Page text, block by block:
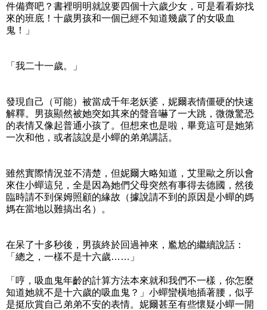
件備齊吧？書裡明明就說要四個十六歲少女，可是看看妳找
來的班底！十歲男孩和一個已經不知道幾歲了的女吸血
鬼！」
「我二十一歲。」
發現自己（可能）被當成千年老妖婆，妮爾表情僵硬的快速
解釋。男孩顯然被她突如其來的聲音嚇了一大跳，微微驚恐
的表情又像起普通小孩了。但想來也是啦，畢竟這可是她第
一次和他，或者該說是小蟬的弟弟講話。
雖然實際情況並不清楚，但妮爾大略知道，艾里歐之所以會
來住小蟬這兒，全是因為她們父母突然有事得去德國，然後
臨時請不到保姆照顧的緣故（據說請不到的原因是小蟬的媽
媽在當地以難搞出名）。
在呆了十多秒後，男孩終於回過神來，尷尬的繼續說話：
「總之，一樣不是十六歲……」
「哼，吸血鬼年齡的計算方法本來就和我們不一樣，你怎麼
知道她就不是十六歲的吸血鬼？」小蟬蠻橫地插著腰，似乎
是挺欣賞自己弟弟不安的表情。妮爾甚至有些懷疑小蟬一開